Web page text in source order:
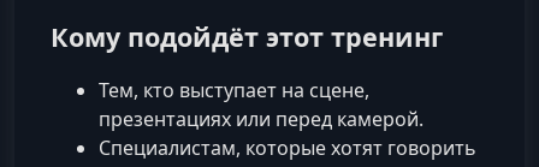
Кому подойдёт этот тренинг
Тем, кто выступает на сцене,
презентациях или перед камерой.
Специалистам, которые хотят говорить